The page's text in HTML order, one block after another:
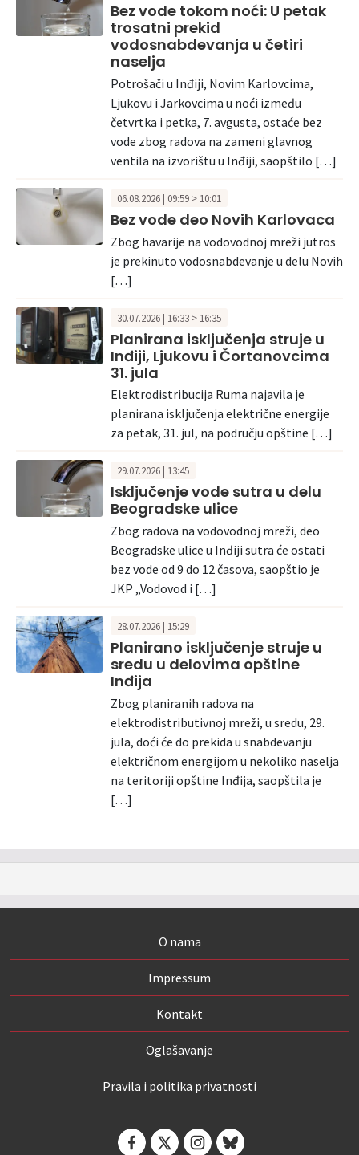
Bez vode tokom noći: U petak
trosatni prekid
vodosnabdevanja u četiri
naselja
Potrošači u Inđiji, Novim Karlovcima,
Ljukovu i Jarkovcima u noći između
četvrtka i petka, 7. avgusta, ostaće bez
vode zbog radova na zameni glavnog
ventila na izvorištu u Inđiji, saopštilo […]
06.08.2026 | 09:59 > 10:01
Bez vode deo Novih Karlovaca
Zbog havarije na vodovodnoj mreži jutros
je prekinuto vodosnabdevanje u delu Novih
[…]
30.07.2026 | 16:33 > 16:35
Planirana isključenja struje u
Inđiji, Ljukovu i Čortanovcima
31. jula
Elektrodistribucija Ruma najavila je
planirana isključenja električne energije
za petak, 31. jul, na području opštine […]
29.07.2026 | 13:45
Isključenje vode sutra u delu
Beogradske ulice
Zbog radova na vodovodnoj mreži, deo
Beogradske ulice u Inđiji sutra će ostati
bez vode od 9 do 12 časova, saopštio je
JKP „Vodovod i […]
28.07.2026 | 15:29
Planirano isključenje struje u
sredu u delovima opštine
Inđija
Zbog planiranih radova na
elektrodistributivnoj mreži, u sredu, 29.
jula, doći će do prekida u snabdevanju
električnom energijom u nekoliko naselja
na teritoriji opštine Inđija, saopštila je
[…]
O nama
Impressum
Kontakt
Oglašavanje
Pravila i politika privatnosti